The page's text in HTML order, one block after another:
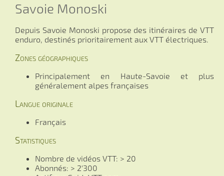
Savoie Monoski
Depuis Savoie Monoski propose des itinéraires de VTT
enduro, destinés prioritairement aux VTT électriques.
Zones géographiques
Principalement en Haute-Savoie et plus
généralement alpes françaises
Langue originale
Français
Statistiques
Nombre de vidéos VTT: > 20
Abonnés: > 2'300